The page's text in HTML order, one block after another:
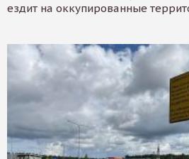
ездит на оккупированные